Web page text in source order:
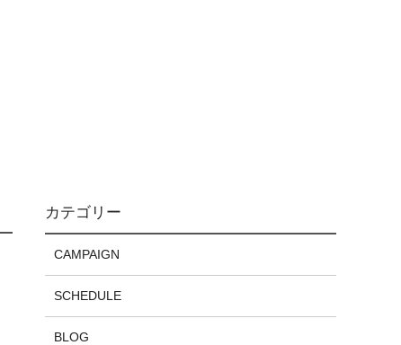
カテゴリー
CAMPAIGN
SCHEDULE
BLOG